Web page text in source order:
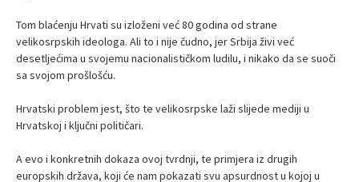
Tom blaćenju Hrvati su izloženi već 80 godina od strane
velikosrpskih ideologa. Ali to i nije čudno, jer Srbija živi već
desetljećima u svojemu nacionalističkom ludilu, i nikako da se suoči
sa svojom prošlošću.
Hrvatski problem jest, što te velikosrpske laži slijede mediji u
Hrvatskoj i ključni političari.
A evo i konkretnih dokaza ovoj tvrdnji, te primjera iz drugih
europskih država, koji će nam pokazati svu apsurdnost u kojoj u